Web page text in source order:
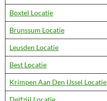
Boxtel Locatie
Brunssum Locatie
Leusden Locatie
Best Locatie
Krimpen Aan Den IJssel Locatie
Delfzijl Locatie